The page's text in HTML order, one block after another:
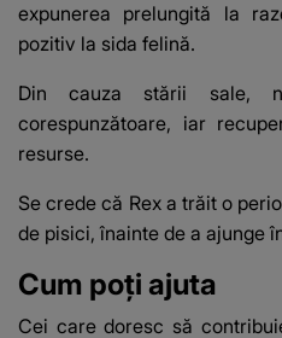
expunerea prelungită la
pozitiv la sida felină.
Din cauza stării
corespunzătoare, iar
resurse.
Se crede că Rex a trăit o
de pisici, înainte de a ajunge
Cum poți ajuta
Cei care doresc să